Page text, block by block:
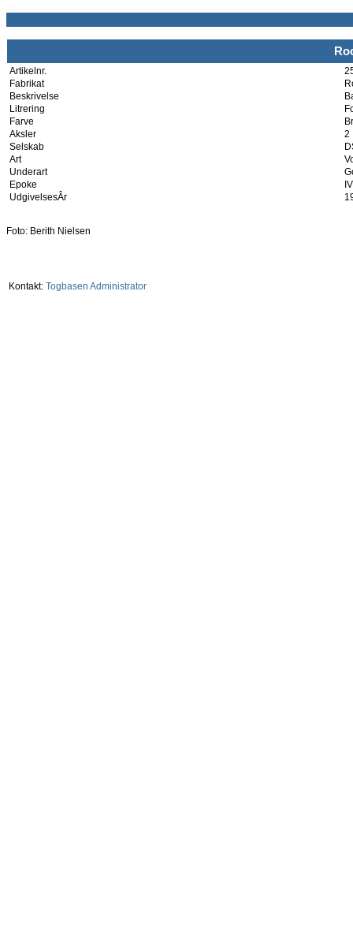
Artikelnr.
Fabrikat
Beskrivelse
Litrering
Farve
Aksler
2
Selskab
Art
Underart
Epoke
IV
UdgivelsesÂr
Foto: Berith Nielsen
Kontakt: Togbasen Administrator